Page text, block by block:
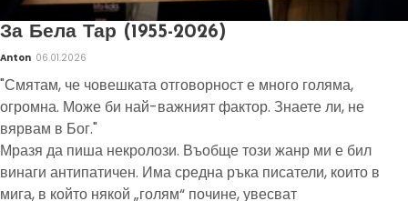
За Бела Тар (1955-2026)
Anton 06.01.2026
"Смятам, че човешката отговорност е много голяма,
огромна. Може би най-важният фактор. Знаете ли, не
вярвам в Бог."
Мразя да пиша некролози. Въобще този жанр ми е бил
винаги антипатичен. Има средна ръка писатели, които в
мига, в който някой „голям“ почине, увесват